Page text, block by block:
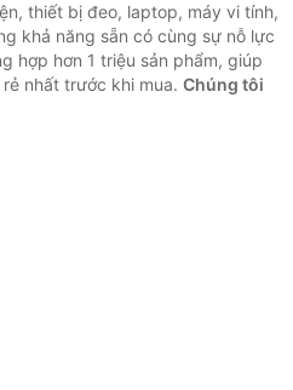
thiết bị đeo, laptop, máy vi tính,
khả năng sẵn có cùng sự nỗ lực
hợp hơn 1 triệu sản phẩm, giúp
nhất trước khi mua. Chúng tôi